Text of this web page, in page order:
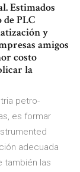
Estimados
PLC
y
amigos
costo
la
petro-
es formar
adecuada
también las